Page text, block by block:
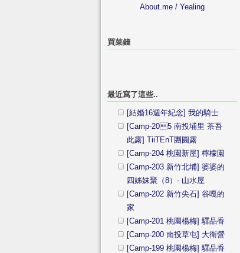
About.me / Yealing
買菜錢
最近寫了這些..
[結婚16週年紀念] 我的騎士
[Camp-205 南投埔里 茶吾
此露] TiiTEnT團圓露
[Camp-204 桃園新屋] 檸檬園
[Camp-203 新竹北埔] 婆婆的
四姊妹聚（8）- 山水屋
[Camp-202 新竹尖石] 谷嘎的
家
[Camp-201 桃園楊梅] 驛品香
[Camp-200 南投草屯] 大衛營
[Camp-199 桃園楊梅] 驛品香